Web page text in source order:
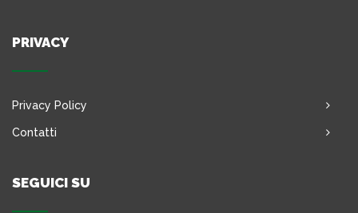
PRIVACY
Privacy Policy
Contatti
SEGUICI SU